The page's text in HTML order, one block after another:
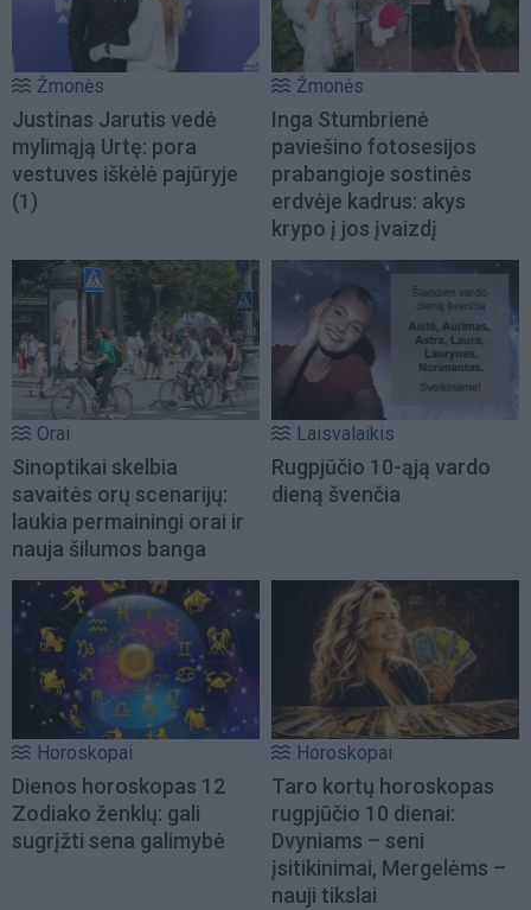
Žmonės
Justinas Jarutis vedė
mylimąją Urtę: pora
vestuves iškėlė pajūryje
(1)
Žmonės
Inga Stumbrienė
paviešino fotosesijos
prabangioje sostinės
erdvėje kadrus: akys
krypo į jos įvaizdį
Orai
Sinoptikai skelbia
savaitės orų scenarijų:
laukia permainingi orai ir
nauja šilumos banga
Laisvalaikis
Rugpjūčio 10-ąją vardo
dieną švenčia
Horoskopai
Dienos horoskopas 12
Zodiako ženklų: gali
sugrįžti sena galimybė
Horoskopai
Taro kortų horoskopas
rugpjūčio 10 dienai:
Dvyniams – seni
įsitikinimai, Mergelėms –
nauji tikslai